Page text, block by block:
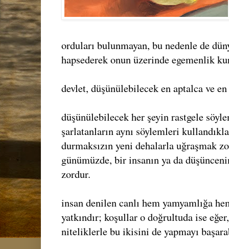
orduları bulunmayan, bu nedenle de
hapsederek onun üzerinde egemenlik
devlet, düşünülebilecek en aptalca ve
düşünülebilecek her şeyin rastgele
şarlatanların aynı söylemleri
durmaksızın yeni dehalarla uğraşmak
günümüzde, bir insanın ya da
zordur.
insan denilen canlı hem yamyamlığa
yatkındır; koşullar o doğrultuda ise
niteliklerle bu ikisini de yapmayı